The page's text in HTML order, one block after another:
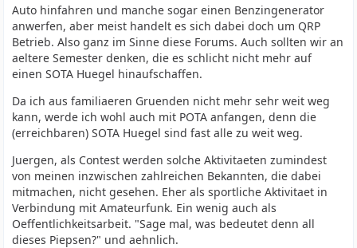
Auto hinfahren und manche sogar einen Benzingenerator
anwerfen, aber meist handelt es sich dabei doch um QRP
Betrieb. Also ganz im Sinne diese Forums. Auch sollten wir an
aeltere Semester denken, die es schlicht nicht mehr auf
einen SOTA Huegel hinaufschaffen.
Da ich aus familiaeren Gruenden nicht mehr sehr weit weg
kann, werde ich wohl auch mit POTA anfangen, denn die
(erreichbaren) SOTA Huegel sind fast alle zu weit weg.
Juergen, als Contest werden solche Aktivitaeten zumindest
von meinen inzwischen zahlreichen Bekannten, die dabei
mitmachen, nicht gesehen. Eher als sportliche Aktivitaet in
Verbindung mit Amateurfunk. Ein wenig auch als
Oeffentlichkeitsarbeit. "Sage mal, was bedeutet denn all
dieses Piepsen?" und aehnlich.